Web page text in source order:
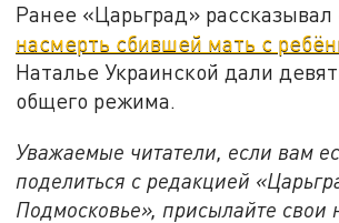
Ранее «Царьград» рассказывал
насмерть сбившей мать с
Наталье Украинской дали
общего режима.
Уважаемые читатели, если вам
поделиться с редакцией
Подмосковье», присылайте свои